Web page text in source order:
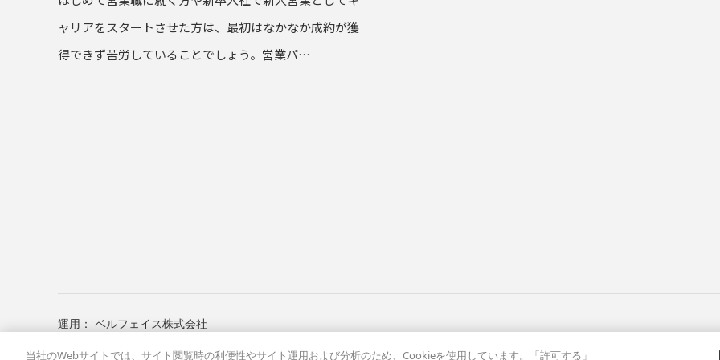
ャリアをスタートさせた方は、最初はなかなか成約が獲
得できず苦労していることでしょう。営業パ…
運用： ベルフェイス株式会社
当社のWebサイトでは、サイト閲覧時の利便性やサイト運用および分析のため、Cookieを使用しています。「許可する」